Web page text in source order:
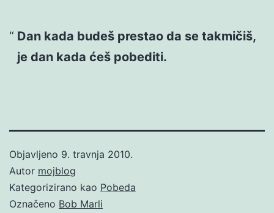
Dan kada budeš prestao da se takmičiš,
je dan kada ćeš pobediti.
Objavljeno 9. travnja 2010.
Autor mojblog
Kategorizirano kao Pobeda
Označeno Bob Marli